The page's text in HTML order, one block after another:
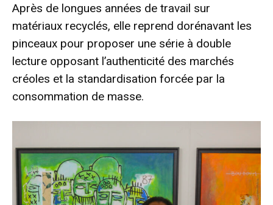
Après de longues années de travail sur
matériaux recyclés, elle reprend dorénavant les
pinceaux pour proposer une série à double
lecture opposant l’authenticité des marchés
créoles et la standardisation forcée par la
consommation de masse.